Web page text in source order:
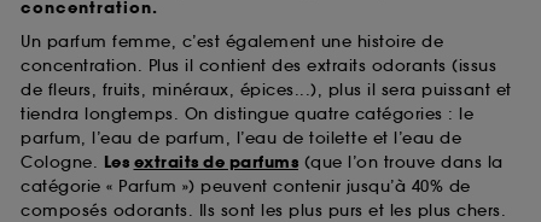
concentration.
Un parfum femme, c’est également une histoire de
concentration. Plus il contient des extraits odorants (issus
de fleurs, fruits, minéraux, épices...), plus il sera puissant et
tiendra longtemps. On distingue quatre catégories : le
parfum, l’eau de parfum, l’eau de toilette et l’eau de
Cologne. Les extraits de parfums (que l’on trouve dans la
catégorie « Parfum ») peuvent contenir jusqu’à 40% de
composés odorants. Ils sont les plus purs et les plus chers.